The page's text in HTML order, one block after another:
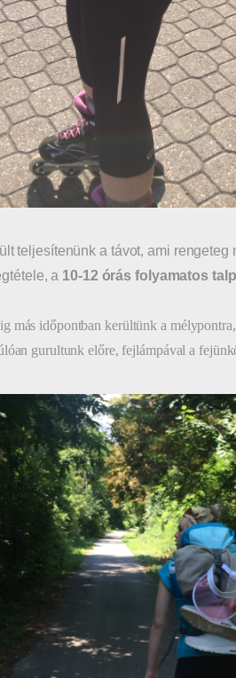
teljesítenünk a távot, ami
a 10-12 órás folyamatos
más időpontban kerültünk a
gurultunk előre, fejlámpával a